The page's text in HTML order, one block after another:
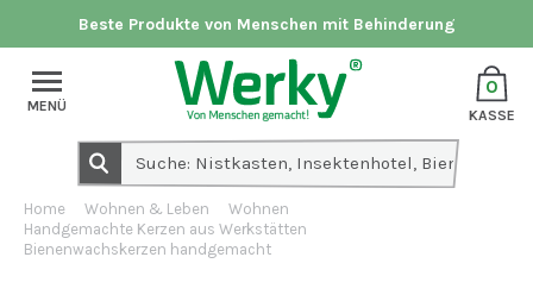
Beste Produkte von Menschen mit Behinderung
0
KASSE
MENÜ
Home Wohnen & Leben
Wohnen
Handgemachte Kerzen aus Werkstätten
Bienenwachskerzen handgemacht